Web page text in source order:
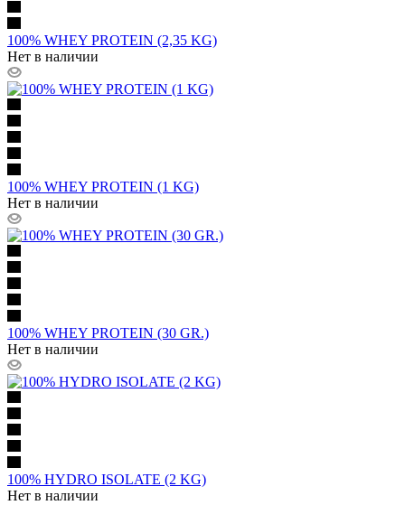
100% WHEY PROTEIN (2,35 KG)
Нет в наличии
100% WHEY PROTEIN (1 KG)
Нет в наличии
100% WHEY PROTEIN (30 GR.)
Нет в наличии
100% HYDRO ISOLATE (2 KG)
Нет в наличии